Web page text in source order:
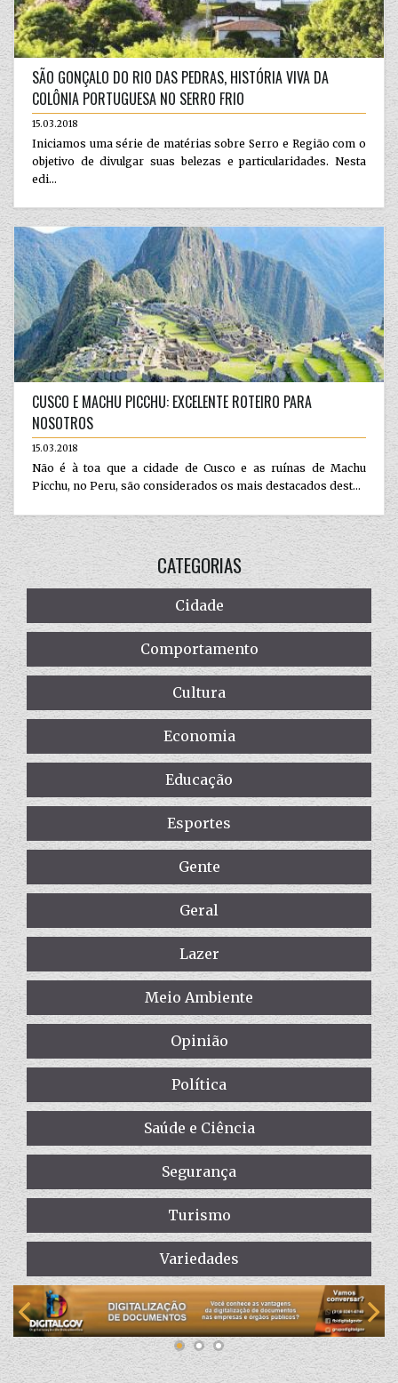
SÃO GONÇALO DO RIO DAS PEDRAS, HISTÓRIA VIVA DA
COLÔNIA PORTUGUESA NO SERRO FRIO
15.03.2018
Iniciamos uma série de matérias sobre Serro e Região com o
objetivo de divulgar suas belezas e particularidades. Nesta
edi...
CUSCO E MACHU PICCHU: EXCELENTE ROTEIRO PARA
NOSOTROS
15.03.2018
Não é à toa que a cidade de Cusco e as ruínas de Machu
Picchu, no Peru, são considerados os mais destacados dest...
CATEGORIAS
Cidade
Comportamento
Cultura
Economia
Educação
Esportes
Gente
Geral
Lazer
Meio Ambiente
Opinião
Política
Saúde e Ciência
Segurança
Turismo
Variedades